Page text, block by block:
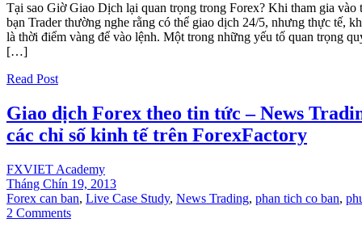
Tại sao Giờ Giao Dịch lại quan trọng trong Forex? Khi tham gia vào
bạn Trader thường nghe rằng có thể giao dịch 24/5, nhưng thực tế,
là thời điểm vàng để vào lệnh. Một trong những yếu tố quan trọng
[…]
Read Post
Giao dịch Forex theo tin tức – News
các chỉ số kinh tế trên ForexFactory
FXVIET Academy
Tháng Chín 19, 2013
Forex can ban, Live Case Study, News Trading, phan tich co ban,
2 Comments